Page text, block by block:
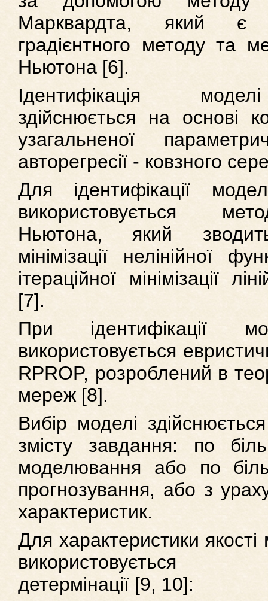
Марквардта, який є
градієнтного методу та
Ньютона [6].
Ідентифікація
здійснюється на основі
узагальненої
авторегресії - ковзного
Для ідентифікації
використовується
Ньютона, який
мінімізації нелінійної
ітераційної мінімізації
[7].
При ідентифікації
використовується
RPROP, розроблений в
мереж [8].
Вибір моделі
змісту завдання: по
моделювання або по
прогнозування, або з
характеристик.
Для характеристики
використовується
детермінації [9, 10]: